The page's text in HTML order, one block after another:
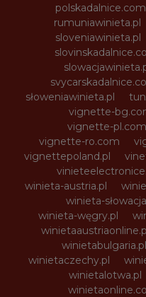
polskadalnice.com
rumuniawinieta.pl
sloveniawinieta.pl
słoweniawinieta.pl
vignette-
vignette-pl.com
vignette-ro.com
vignettepoland.pl
winieta-austria.pl
winieta-
winieta-węgry.pl
winietabulgaria.pl
winietaczechy.pl
winietalotwa.pl